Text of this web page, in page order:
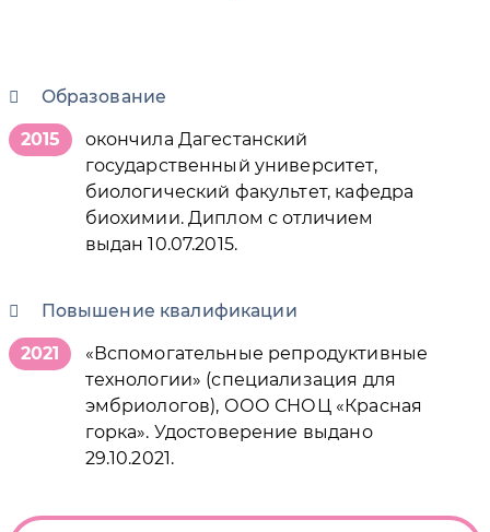
Образование
2015
окончила Дагестанский
государственный университет,
биологический факультет, кафедра
биохимии. Диплом с отличием
выдан 10.07.2015.
Повышение квалификации
2021
«Вспомогательные репродуктивные
технологии» (специализация для
эмбриологов), ООО СНОЦ «Красная
горка». Удостоверение выдано
29.10.2021.